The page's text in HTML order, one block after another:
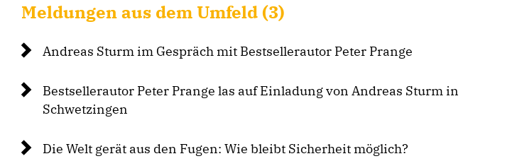
Meldungen aus dem Umfeld (3)
Andreas Sturm im Gespräch mit Bestsellerautor Peter Prange
Bestsellerautor Peter Prange las auf Einladung von Andreas Sturm in
Schwetzingen
Die Welt gerät aus den Fugen: Wie bleibt Sicherheit möglich?